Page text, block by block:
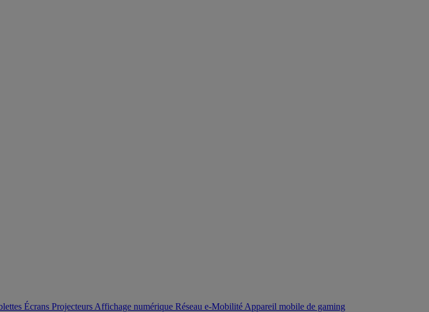
Écrans Projecteurs Affichage numérique Réseau e-Mobilité Appareil mobile de gaming